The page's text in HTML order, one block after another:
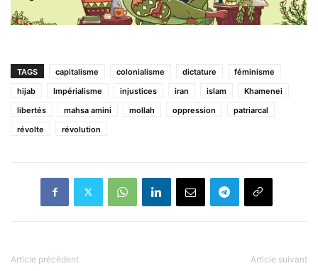
TAGS capitalisme colonialisme dictature
féminisme
hijab
Impérialisme injustices iran islam
Khamenei
libertés
mahsa amini mollah oppression
patriarcal
révolte
révolution
Article précédent Article suivant